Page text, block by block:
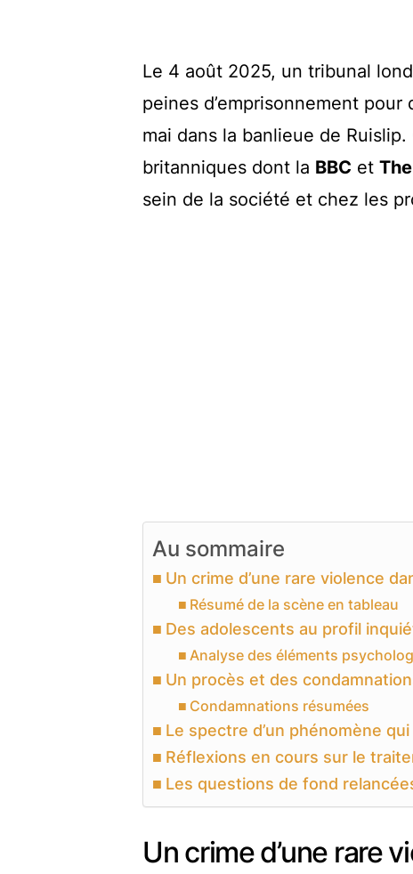
Le 4 août 2025, un tribunal
peines d’emprisonnement
mai dans la banlieue de
britanniques dont la BBC et
sein de la société et chez les
Au sommaire
Un crime d’une rare violence
Résumé de la scène en tableau
Des adolescents au profil
Analyse des éléments
Un procès et des
Condamnations résumées
Le spectre d’un phénomène
Réflexions en cours sur le
Les questions de fond
Un crime d’une rare